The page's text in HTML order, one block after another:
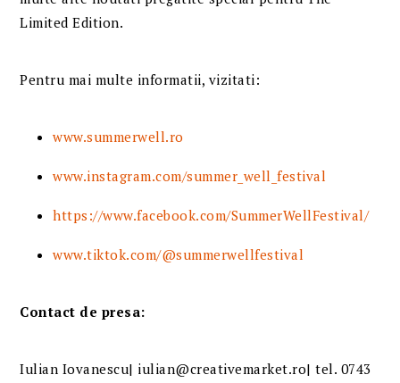
Limited Edition.
Pentru mai multe informatii, vizitati:
www.summerwell.ro
www.instagram.com/summer_well_festival
https://www.facebook.com/SummerWellFestival/
www.tiktok.com/@summerwellfestival
Contact de presa:
Iulian Iovanescu| iulian@creativemarket.ro| tel. 0743